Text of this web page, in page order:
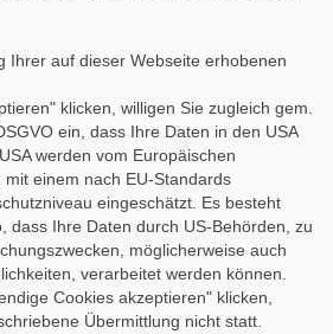
Ihrer auf dieser Webseite erhobenen
klicken, willigen Sie zugleich gem.
ein, dass Ihre Daten in den USA
werden vom Europäischen
einem nach EU-Standards
eingeschätzt. Es besteht
dass Ihre Daten durch US-Behörden, zu
möglicherweise auch
verarbeitet werden können.
Cookies akzeptieren" klicken,
Übermittlung nicht statt.